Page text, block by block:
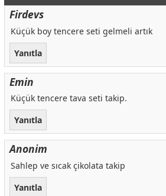
Firdevs
Küçük boy tencere seti gelmeli artık
Yanıtla
Emin
Küçük tencere tava seti takip.
Yanıtla
Anonim
Sahlep ve sıcak çikolata takip
Yanıtla